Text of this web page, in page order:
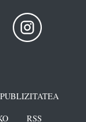
PUBLIZITATEA
RSS